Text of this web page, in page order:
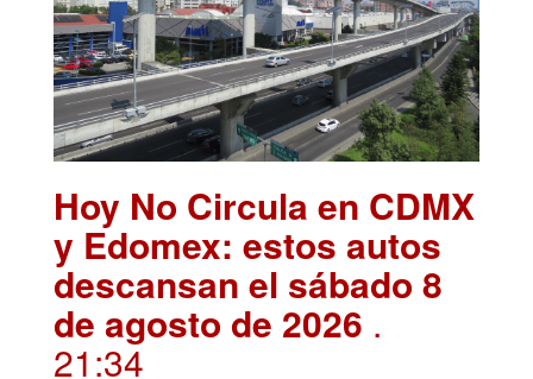
Hoy No Circula en CDMX
y Edomex: estos autos
descansan el sábado 8
de agosto de 2026 .
21:34